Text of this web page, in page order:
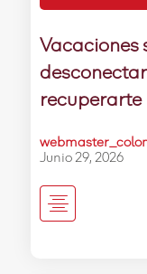
Vacaciones
recuperarte
Junio 29, 2026